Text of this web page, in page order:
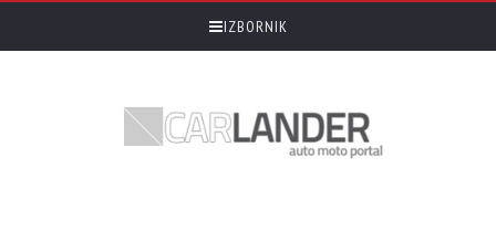
IZBORNIK